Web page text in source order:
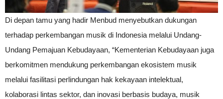
Di depan tamu yang hadir Menbud menyebutkan dukungan
terhadap perkembangan musik di Indonesia melalui Undang-
Undang Pemajuan Kebudayaan, “Kementerian Kebudayaan juga
berkomitmen mendukung perkembangan ekosistem musik
melalui fasilitasi perlindungan hak kekayaan intelektual,
kolaborasi lintas sektor, dan inovasi berbasis budaya, musik